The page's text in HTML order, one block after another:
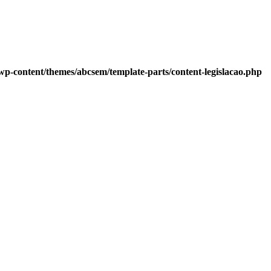
content/themes/abcsem/template-parts/content-legislacao.php